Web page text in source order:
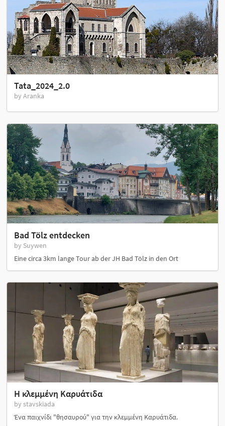
Tata_2024_2.0
by Aranka
Bad Tölz entdecken
by Suywen
Eine circa 3km lange Tour ab der JH Bad Tölz in den Ort
Η κλεμμένη Καρυάτιδα
by stavskiada
Ένα παιχνίδι "θησαυρού" για την κλεμμένη Καρυάτιδα.